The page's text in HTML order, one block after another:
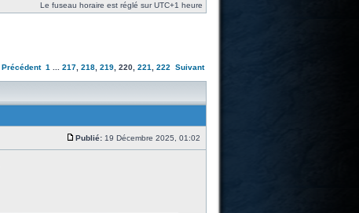
Le fuseau horaire est réglé sur UTC+1 heure
Précédent 1 217, 218, 219, 220, 221 222 Suivant
Publié:19 Décembre 2025, 01:02